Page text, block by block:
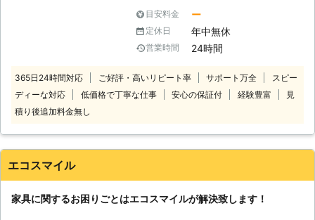
方にお住まいのお客様でも迅速に対応
いたします。 コールセンターでは24
時間365日年中無休でお電話を受け付
けています。 深夜でも早朝でもお客
話ください。 コールセンターのスタ
ッフがお客様のお悩みをお聞きしま
ほしい」 「説明書を見ても家具の組
り、お悩みのお客様はぜひ家具移動組
立110番をご利用ください。 大きくて
目安料金 ー
定休日 年中無休
営業時間 24時間
365日24時間対応 ご好評・高いリピート率 サポート万全
スピー
ディーな対応
低価格で丁寧な仕事 安心の保証付 経験豊富
見
積り後追加料金無し
エコスマイル
家具に関するお困りごとはエコスマイルが解決致します！